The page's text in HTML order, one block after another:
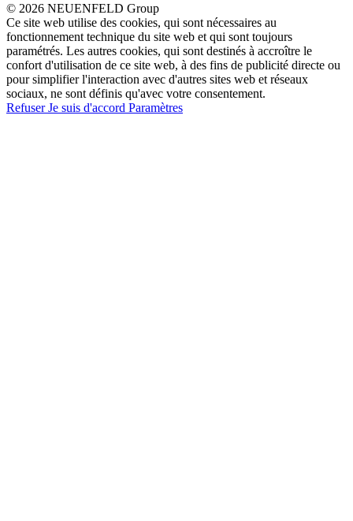
© 2026 NEUENFELD Group
Ce site web utilise des cookies, qui sont nécessaires au
fonctionnement technique du site web et qui sont toujours
paramétrés. Les autres cookies, qui sont destinés à accroître le
confort d'utilisation de ce site web, à des fins de publicité directe ou
pour simplifier l'interaction avec d'autres sites web et réseaux
sociaux, ne sont définis qu'avec votre consentement.
RefuserJe suis d'accord Paramètres